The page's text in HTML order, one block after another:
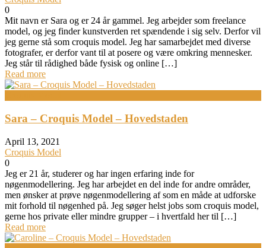
0
Mit navn er Sara og er 24 år gammel. Jeg arbejder som freelance
model, og jeg finder kunstverden ret spændende i sig selv. Derfor vil
jeg gerne stå som croquis model. Jeg har samarbejdet med diverse
fotografer, er derfor vant til at posere og være omkring mennesker.
Jeg står til rådighed både fysisk og online […]
Read more
Sara – Croquis Model – Hovedstaden
April 13, 2021
Croquis Model
0
Jeg er 21 år, studerer og har ingen erfaring inde for
nøgenmodellering. Jeg har arbejdet en del inde for andre områder,
men ønsker at prøve nøgenmodellering af som en måde at udforske
mit forhold til nøgenhed på. Jeg søger helst jobs som croquis model,
gerne hos private eller mindre grupper – i hvertfald her til […]
Read more